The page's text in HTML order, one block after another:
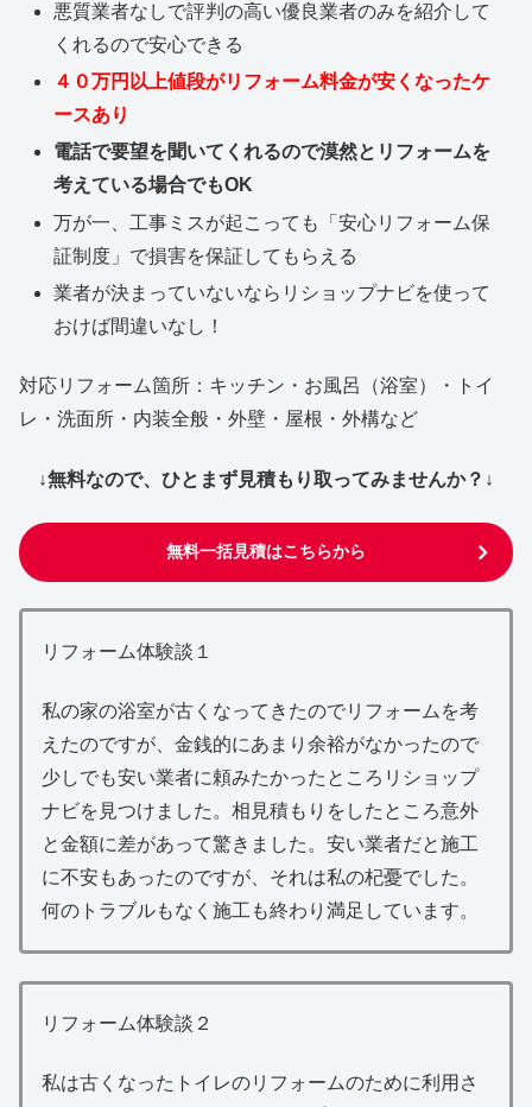
悪質業者なしで評判の高い優良業者のみを紹介して
くれるので安心できる
４０万円以上値段がリフォーム料金が安くなったケ
ースあり
電話で要望を聞いてくれるので漠然とリフォームを
考えている場合でもOK
万が一、工事ミスが起こっても「安心リフォーム保
証制度」で損害を保証してもらえる
業者が決まっていないならリショップナビを使って
おけば間違いなし！
対応リフォーム箇所：キッチン・お風呂（浴室）・トイ
レ・洗面所・内装全般・外壁・屋根・外構など
↓無料なので、ひとまず見積もり取ってみませんか？↓
無料一括見積はこちらから
リフォーム体験談１
私の家の浴室が古くなってきたのでリフォームを考
えたのですが、金銭的にあまり余裕がなかったので
少しでも安い業者に頼みたかったところリショップ
ナビを見つけました。相見積もりをしたところ意外
と金額に差があって驚きました。安い業者だと施工
に不安もあったのですが、それは私の杞憂でした。
何のトラブルもなく施工も終わり満足しています。
リフォーム体験談２
私は古くなったトイレのリフォームのために利用さ